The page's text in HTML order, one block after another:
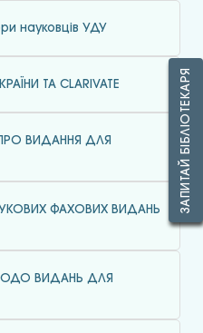
науковців УДУ
ТА CLARIVATE
ВИДАННЯ ДЛЯ
ФАХОВИХ ВИДАНЬ
ВИДАНЬ ДЛЯ
ЗАПИТАЙ БІБЛІОТЕКАРЯ